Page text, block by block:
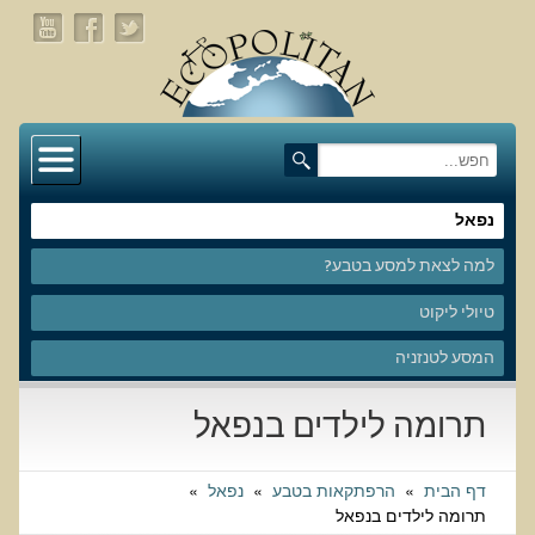
דף הבית
זהות התבגרו… הפוך?
בדיקת חוסרים ומתכות כבדות Socheck
איתנה ואריכות-ימים
רפואה פונקציונאלית
מצבים קליניים ספציפיים
מהי רפואה פונקציונאלית טבעית?
נפאל
למה לצאת למסע בטבע?
טיולי ליקוט
המסע לטנזניה
תרומה לילדים בנפאל
דף הבית » הרפתקאות בטבע » נפאל »
תרומה לילדים בנפאל